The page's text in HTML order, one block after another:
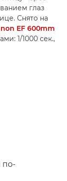
глаз
Снято на
EF 600mm
1/1000 сек.,
по-